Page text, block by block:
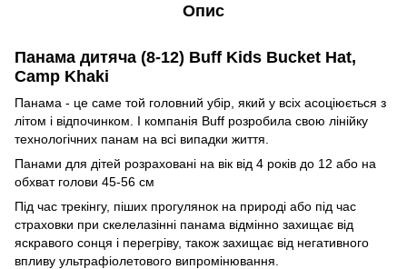
Опис
Панама дитяча (8-12) Buff Kids Bucket Hat,
Camp Khaki
Панама - це саме той головний убір, який у всіх асоціюється з
літом і відпочинком. І компанія Buff розробила свою лінійку
технологічних панам на всі випадки життя.
Панами для дітей розраховані на вік від 4 років до 12 або на
обхват голови 45-56 см
Під час трекінгу, піших прогулянок на природі або під час
страховки при скелелазінні панама відмінно захищає від
яскравого сонця і перегріву, також захищає від негативного
впливу ультрафіолетового випромінювання.